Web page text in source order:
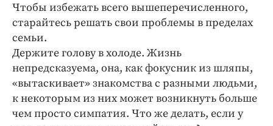
Чтобы избежать всего вышеперечисленного,
старайтесь решать свои проблемы в пределах
семьи.
Держите голову в холоде. Жизнь
непредсказуема, она, как фокусник из шляпы,
«вытаскивает» знакомства с разными людьми,
к некоторым из них может возникнуть больше
чем просто симпатия. Что же делать, если у